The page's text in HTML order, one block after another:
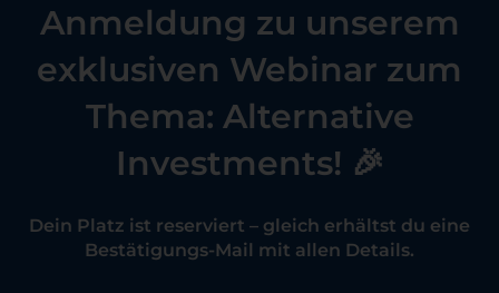
Anmeldung zu unserem
exklusiven Webinar zum
Thema: Alternative
Investments! 🎉
Dein Platz ist reserviert – gleich erhältst du eine
Bestätigungs-Mail mit allen Details.